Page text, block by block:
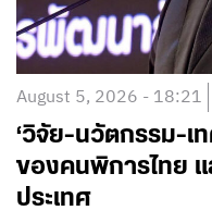
August 5, 2026 - 18:21
‘วิจัย-นวัตกรรม-เท
ของคนพิการไทย แ
ประเทศ